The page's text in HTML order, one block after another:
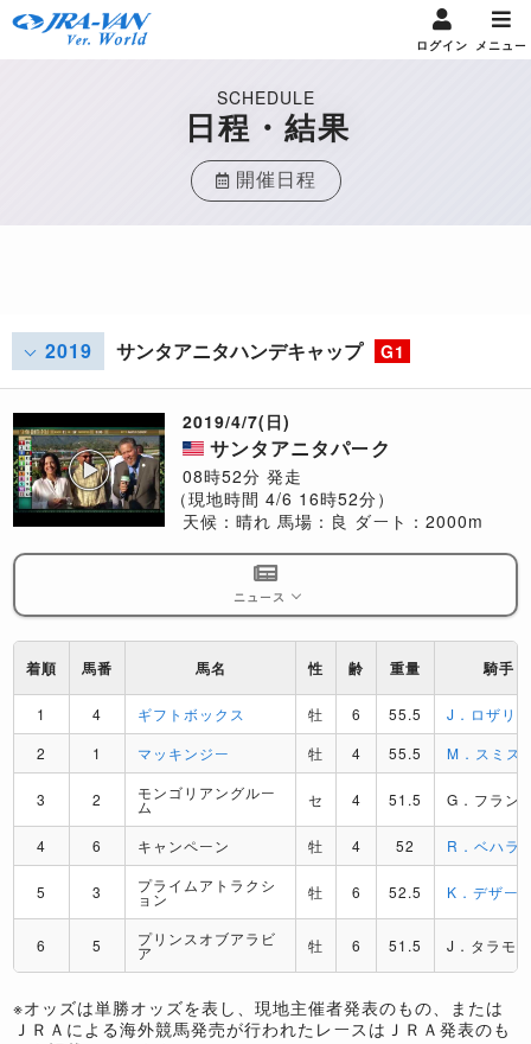
ログイン メニュー
SCHEDULE
日程・結果
開催日程
2019 サンタアニタハンデキャップ G1
2019/4/7(日)
サンタアニタパーク
08時52分 発走
（現地時間 4/6 16時52分）
天候：晴れ 馬場：良 ダート：2000m
ニュース
着順 馬番 馬名 性 齢 重量 騎手
1 4 ギフトボックス 牡 6 55.5
J．ロザリ
2
1 マッキンジー 牡 4 55.5 M．スミス
3 2 モンゴリアングルー
ム セ 4 51.5 G．フラン
4 6 キャンペーン 牡 4 52 R．ベハラ
5 3 プライムアトラクシ
ョン 牡 6 52.5 K．デザー
6 5 プリンスオブアラビ
ア 牡 6 51.5 J．タラモ
※オッズは単勝オッズを表し、現地主催者発表のもの、または
ＪＲＡによる海外競馬発売が行われたレースはＪＲＡ発表のも